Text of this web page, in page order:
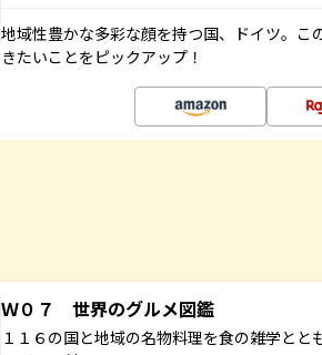
地域性豊かな多彩な顔を持つ国、ドイツ。
きたいことをピックアップ！
Ｗ０７ 世界のグルメ図鑑
１１６の国と地域の名物料理を食の雑学と